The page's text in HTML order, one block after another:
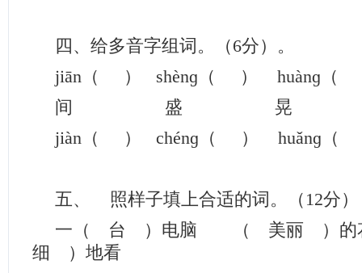
四、给多音字组词。（6分）。
jiān（ ） shènɡ（ ） huànɡ
间 盛
jiàn（ ） chénɡ（ ）
五、 照样子填上合适的词。（12分）
一（ 台 ）电脑 （ 美丽 ）
细 ）地看